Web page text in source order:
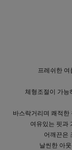
프레쉬한 여
체형조절이 가능
바스락거리며 쾌적한
여유있는 핏과
어깨끈은
날씬한 아